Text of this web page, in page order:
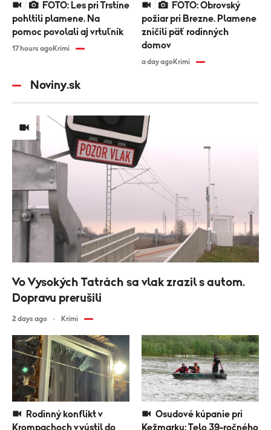
pohltili plamene. Na
pomoc povolali aj vrtuľník
17 hours agoKrimi
požiar pri Brezne. Plamene
zničili päť rodinných
domov
a day agoKrimi
Noviny.sk
Krompachoch vyústil do
Kežmarku: Telo 39-ročného
Vo Vysokých Tatrách sa vlak zrazil s autom.
Dopravu prerušili
2 days ago Krimi